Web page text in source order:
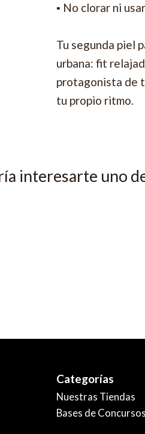
▪ No clorar ni
Tu segunda piel
urbana: fit
protagonista de
tu propio ritmo.
interesarte uno
Categorías
Nuestras Tiendas
Bases de Concursos